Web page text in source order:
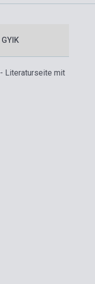
GYIK
- Literaturseite mit